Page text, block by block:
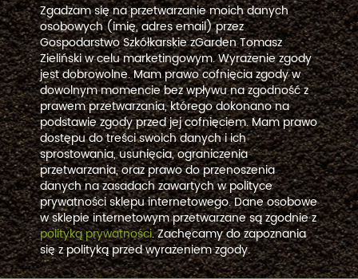
Zgadzam się na przetwarzanie moich danych
osobowych (imię, adres email) przez
Gospodarstwo Szkółkarskie zGarden Tomasz
Zieliński w celu marketingowym. Wyrażenie zgody
jest dobrowolne. Mam prawo cofnięcia zgody w
dowolnym momencie bez wpływu na zgodność z
prawem przetwarzania, którego dokonano na
podstawie zgody przed jej cofnięciem. Mam prawo
dostępu do treści swoich danych i ich
sprostowania, usunięcia, ograniczenia
przetwarzania, oraz prawo do przenoszenia
danych na zasadach zawartych w polityce
prywatności sklepu internetowego. Dane osobowe
w sklepie internetowym przetwarzane są zgodnie z
polityką prywatności. Zachęcamy do zapoznania
się z polityką przed wyrażeniem zgody.